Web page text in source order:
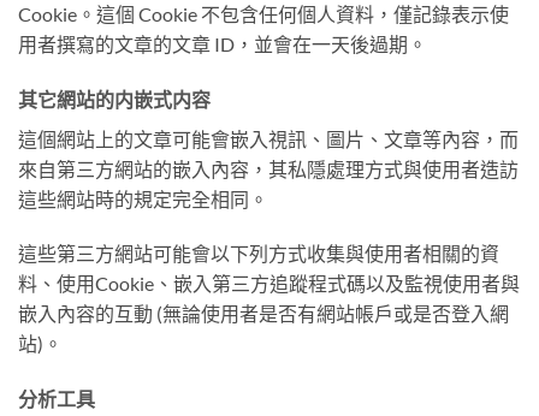
Cookie。這個 Cookie 不包含任何個人資料，僅記錄表示使
用者撰寫的文章的文章 ID，並會在一天後過期。
其它網站的内嵌式内容
這個網站上的文章可能會嵌入視訊、圖片、文章等內容，而
來自第三方網站的嵌入內容，其私隱處理方式與使用者造訪
這些網站時的規定完全相同。
這些第三方網站可能會以下列方式收集與使用者相關的資
料、使用Cookie、嵌入第三方追蹤程式碼以及監視使用者與
嵌入內容的互動 (無論使用者是否有網站帳戶或是否登入網
站)。
分析工具